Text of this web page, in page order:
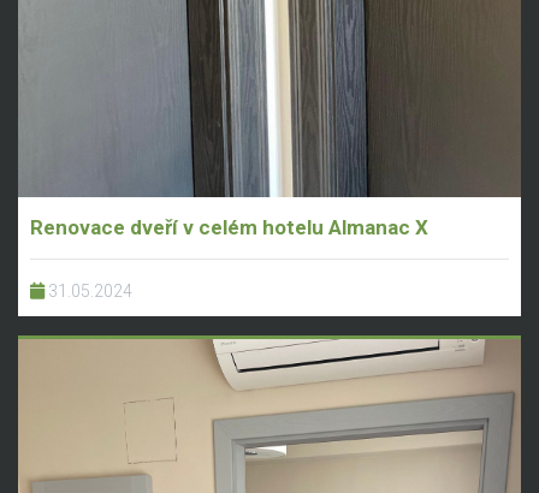
Renovace dveří v celém hotelu Almanac X
31.05.2024